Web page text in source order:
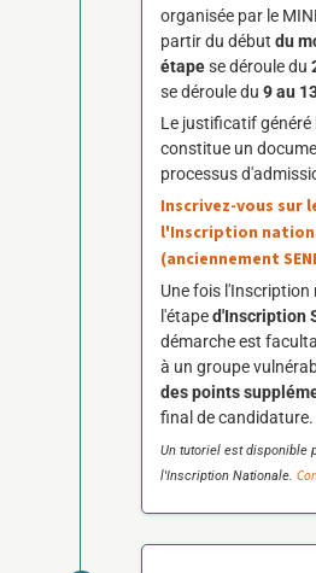
organisée par le
partir du débutdu
étapese déroule du
se déroule du9 au
Le justificatif
constitue un
processus
Inscrivez-vous sur
l'Inscription
(anciennement
Une fois
l'étaped'Inscription
démarche est
à un groupe
des points
final de candidature.
Un tutoriel est disponible
l'Inscription Nationale.